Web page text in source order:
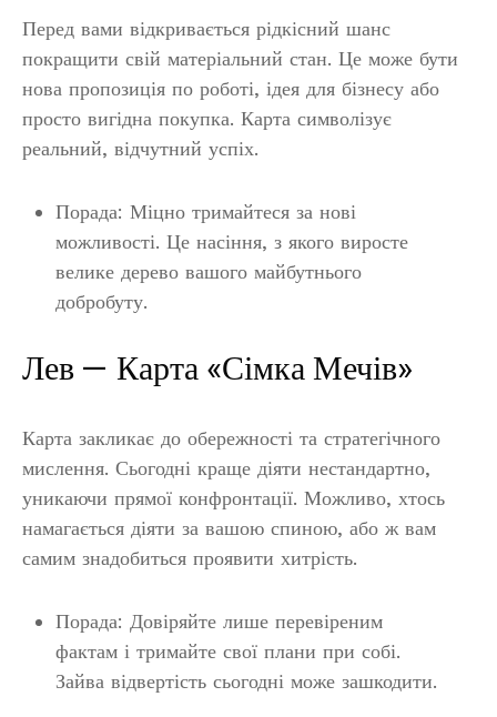
Перед вами відкривається рідкісний шанс
покращити свій матеріальний стан. Це може бути
нова пропозиція по роботі, ідея для бізнесу або
просто вигідна покупка. Карта символізує
реальний, відчутний успіх.
Порада: Міцно тримайтеся за нові
можливості. Це насіння, з якого виросте
велике дерево вашого майбутнього
добробуту.
Лев — Карта «Сімка Мечів»
Карта закликає до обережності та стратегічного
мислення. Сьогодні краще діяти нестандартно,
уникаючи прямої конфронтації. Можливо, хтось
намагається діяти за вашою спиною, або ж вам
самим знадобиться проявити хитрість.
Порада: Довіряйте лише перевіреним
фактам і тримайте свої плани при собі.
Зайва відвертість сьогодні може зашкодити.